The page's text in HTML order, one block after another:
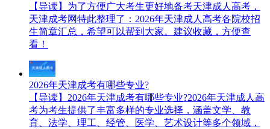
【导读】为了方便广大考生更好地备考天津成人高考，
天津成考网特此整理了：2026年天津成人高考各院校招
生简章汇总，希望可以帮到大家。建议收藏，方便查
看！
2026年天津成考有哪些专业?
【导读】2026年天津成考有哪些专业?2026年天津成人高
考为考生提供了丰富多样的专业选择，涵盖文学、教
育、法学、理工、经管、医学、艺术设计等多个领域，